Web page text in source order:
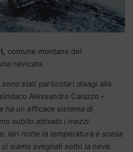
comune montano del
nevicata.
stati particolari disagi alla
Alessandro Caiazzo –
ha un efficace sistema di
subito attivato i mezzi
Ieri notte la temperatura è scesa
siamo svegliati sotto la neve.